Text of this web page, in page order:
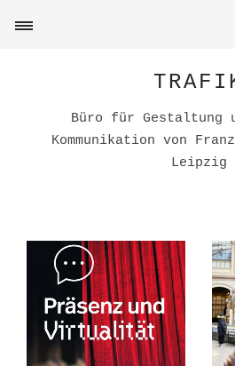
Büro für Gestaltung
Kommunikation von
Leipzig